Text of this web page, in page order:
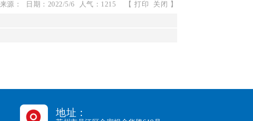
来源： 日期：2022/5/6 人气：1215 【 打印 关闭 】
地址：